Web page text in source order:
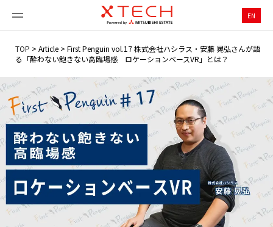
EN
TOP > Article > First Penguin vol.17 株式会社ハシラス・安藤 晃弘さんが語
る「酔わない飽きない高臨場感 ロケーションベースVR」とは？